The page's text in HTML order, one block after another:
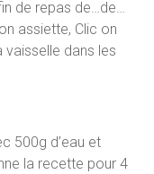
de repas de…de…
assiette, Clic on
vaisselle dans les
500g d’eau et
la recette pour 4